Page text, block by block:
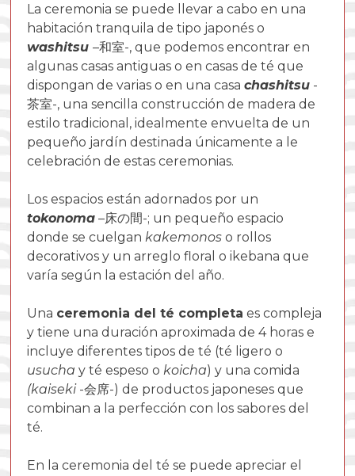
La ceremonia se puede llevar a cabo en una
habitación tranquila de tipo japonés o
washitsu –和室-, que podemos encontrar en
algunas casas antiguas o en casas de té que
dispongan de varias o en una casachashitsu -
茶室-, una sencilla construcción de madera de
estilo tradicional, idealmente envuelta de un
pequeño jardín destinada únicamente a le
celebración de estas ceremonias.
Los espacios están adornados por un
tokonoma –床の間-; un pequeño espacio
donde se cuelgankakemonos o rollos
decorativos y un arreglo floral o ikebana que
varía según la estación del año.
Una ceremonia del té completa es compleja
y tiene unaduración aproximada de 4 horas e
incluyediferentes tipos de té (té ligero o
usucha y té espeso o koicha) y una comida
(kaiseki-会席-) de productos japoneses que
combinan a la perfección con los sabores del
té.
En la ceremonia del té se puede apreciar el